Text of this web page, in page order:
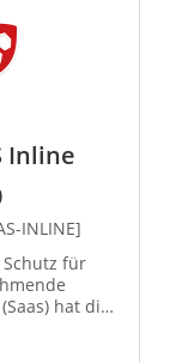
Inline
INLINE]
Schutz für
hat die
sich dies